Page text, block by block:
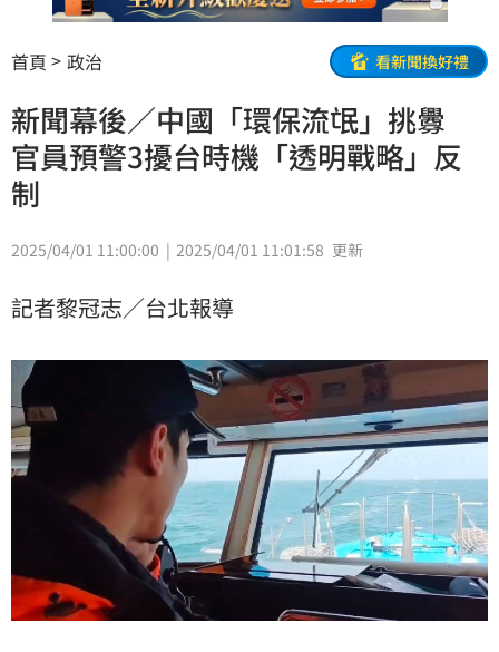
首頁 政治 看新聞換好禮
新聞幕後／中國「環保流氓」挑釁
官員預警3擾台時機「透明戰略」反
制
2025/04/01 11:00:00 2025/04/01 11:01:58 更新
記者黎冠志／台北報導